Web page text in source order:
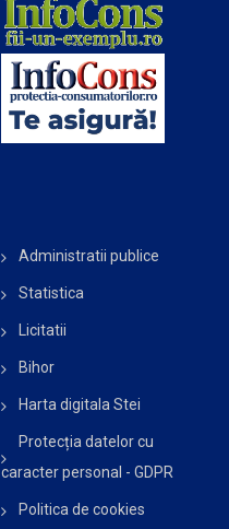
Administratii publice
Statistica
Licitatii
Bihor
Harta digitala Stei
Protecția datelor cu
caracter personal - GDPR
Politica de cookies